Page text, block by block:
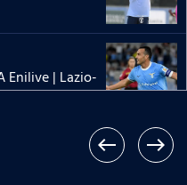
Enilive | Lazio-
west east